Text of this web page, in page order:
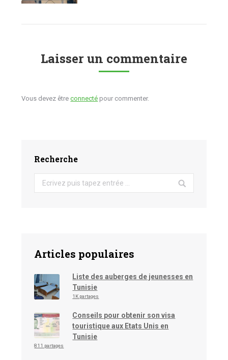
Laisser un commentaire
Vous devez êtreconnecté pour commenter.
Recherche
Search:
Articles populaires
Liste des auberges de jeunesses en
Tunisie
1K partages
Conseils pour obtenir son visa
touristique aux Etats Unis en
Tunisie
811 partages